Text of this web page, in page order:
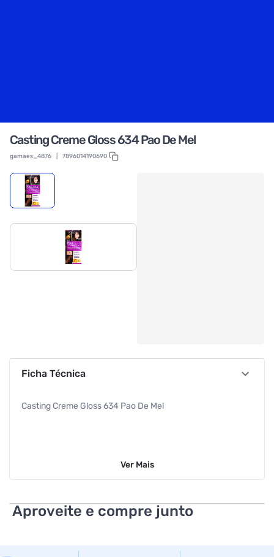
Casting Creme Gloss 634 Pao De Mel
gamaes_4876 7896014190690
Ficha Técnica
Casting Creme Gloss 634 Pao De Mel
Ver Mais
Aproveite e compre junto